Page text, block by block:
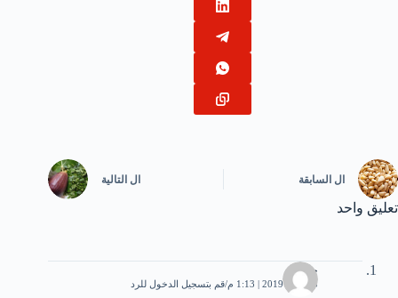
ال السابقة ال التالية
تعليق واحد
جمانه
3 أبريل، 2019 | 1:13 م قم بتسجيل الدخول للرد